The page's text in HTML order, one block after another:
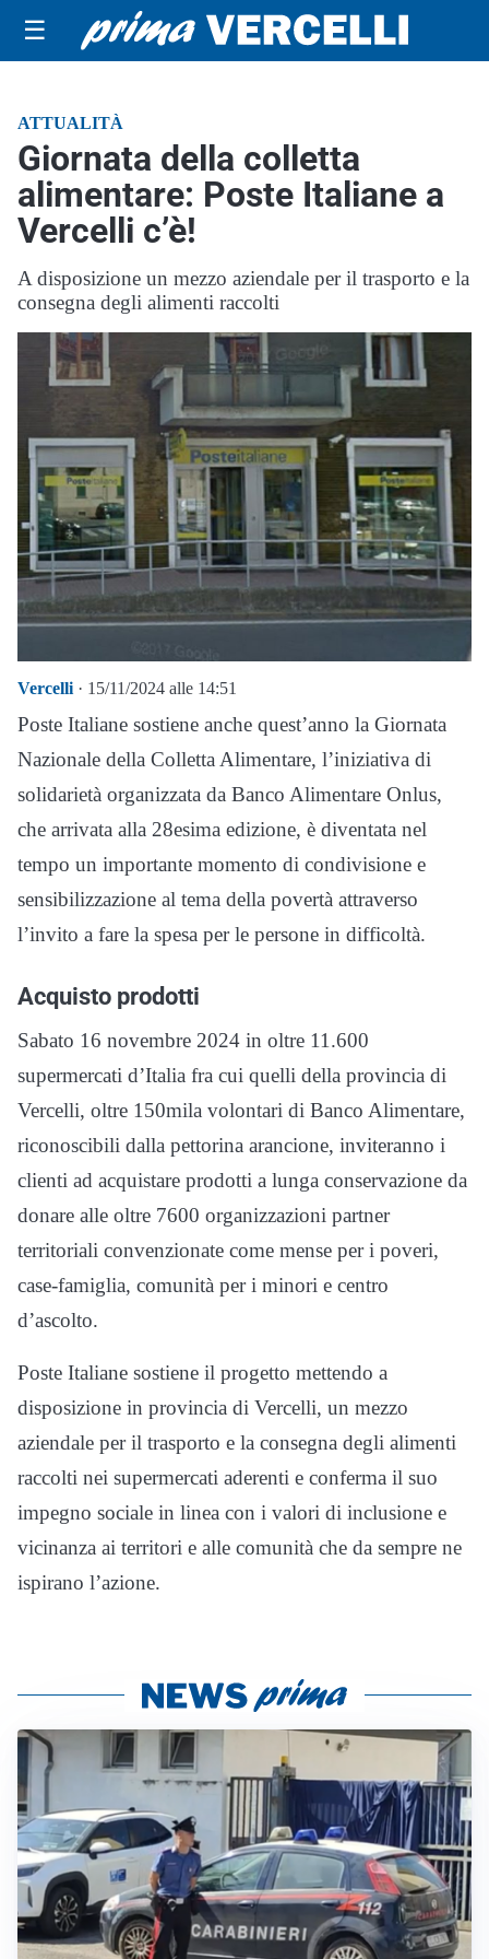
☰
ATTUALITÀ
Giornata della colletta
alimentare: Poste Italiane a
Vercelli c’è!
A disposizione un mezzo aziendale per il trasporto e la
consegna degli alimenti raccolti
Vercelli · 15/11/2024 alle 14:51
Poste Italiane sostiene anche quest’anno la Giornata
Nazionale della Colletta Alimentare, l’iniziativa di
solidarietà organizzata da Banco Alimentare Onlus,
che arrivata alla 28esima edizione, è diventata nel
tempo un importante momento di condivisione e
sensibilizzazione al tema della povertà attraverso
l’invito a fare la spesa per le persone in difficoltà.
Acquisto prodotti
Sabato 16 novembre 2024 in oltre 11.600
supermercati d’Italia fra cui quelli della provincia di
Vercelli, oltre 150mila volontari di Banco Alimentare,
riconoscibili dalla pettorina arancione, inviteranno i
clienti ad acquistare prodotti a lunga conservazione da
donare alle oltre 7600 organizzazioni partner
territoriali convenzionate come mense per i poveri,
case-famiglia, comunità per i minori e centro
d’ascolto.
Poste Italiane sostiene il progetto mettendo a
disposizione in provincia di Vercelli, un mezzo
aziendale per il trasporto e la consegna degli alimenti
raccolti nei supermercati aderenti e conferma il suo
impegno sociale in linea con i valori di inclusione e
vicinanza ai territori e alle comunità che da sempre ne
ispirano l’azione.